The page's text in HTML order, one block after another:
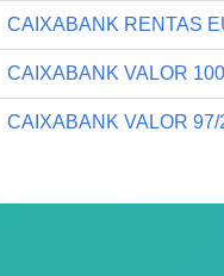
CAIXABANK RENTAS
CAIXABANK VALOR
CAIXABANK VALOR 97/